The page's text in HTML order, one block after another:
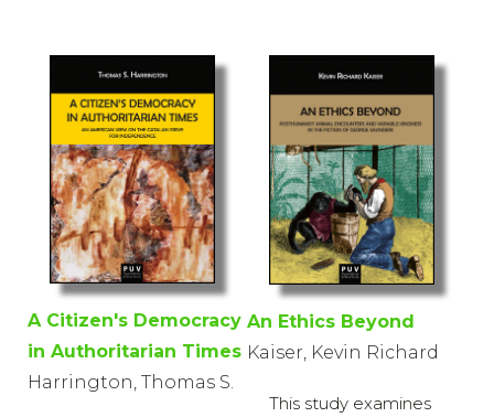
A Citizen's Democracy
in Authoritarian Times
Harrington, Thomas S.
An Ethics Beyond
Kaiser, Kevin Richard
This study examines